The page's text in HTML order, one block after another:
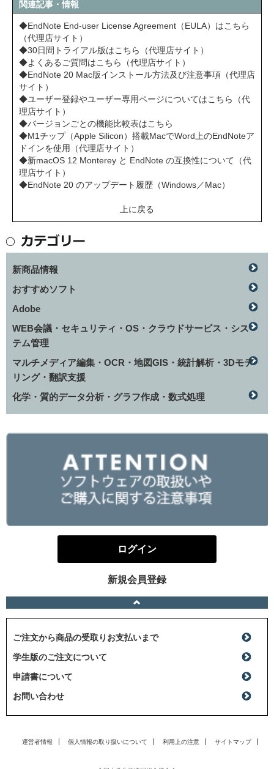
関連記事・情報
◆EndNote End-user License Agreement（EULA）はこちら
（代理店サイト）
◆30日間トライアル版はこちら（代理店サイト）
◆よくあるご質問はこちら（代理店サイト）
◆EndNote 20 Mac版インストール方法及び注意事項（代理店
サイト）
◆ユーザー登録やユーザー専用ページについてはこちら（代
理店サイト）
◆バージョンごとの機能比較表はこちら
◆M1チップ（Apple Silicon）搭載MacでWord上のEndNoteア
ドインを使用（代理店サイト）
◆新macOS 12 Monterey と EndNote の互換性について（代
理店サイト）
◆EndNote 20 のアップデート履歴（Windows／Mac）
上に戻る
新商品情報
おすすめソフト
Adobe
WEB会議・セキュリティ・OS・クラウドサービス・シス
テム管理
マルチメディア編集・OCR・地図GIS・統計解析・3Dモデ
リング・翻訳支援
化学・質的データ分析・グラフ作成・数式処理
ログイン
新規会員登録
ご注文から商品の受取りお支払いまで
学生版のご注文について
申請書について
お問い合わせ
運営者情報 個人情報の取り扱いについて 利用上の注意 サイトマップ